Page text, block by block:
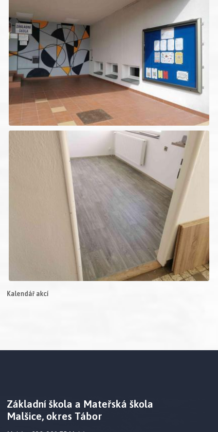
Kalendář akcí
Základní škola a Mateřská škola
Malšice, okres Tábor